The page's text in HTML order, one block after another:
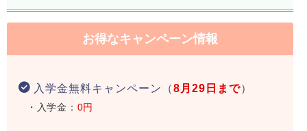
お得なキャンペーン情報
入学金無料キャンペーン（8月29日まで）
・入学金： 0円